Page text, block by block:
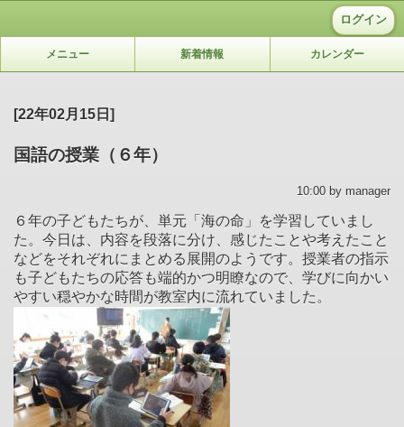
ログイン
メニュー 新着情報 カレンダー
[22年02月15日]
国語の授業（６年）
10:00 by manager
６年の子どもたちが、単元「海の命」を学習していまし
た。今日は、内容を段落に分け、感じたことや考えたこと
などをそれぞれにまとめる展開のようです。授業者の指示
も子どもたちの応答も端的かつ明瞭なので、学びに向かい
やすい穏やかな時間が教室内に流れていました。